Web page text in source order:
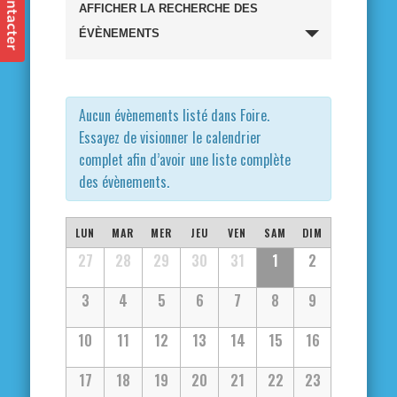
et
de
vues
Évènements
AFFICHER LA RECHERCHE DES
ÉVÈNEMENTS
Aucun évènements listé dans Foire.
Essayez de visionner le calendrier
complet afin d’avoir une liste complète
des évènements.
Calendrier
de
Évènements
Calendrier
Évènements
LUN MAR MER JEU VEN SAM DIM
27 28 29 30 31 1
2
3
4 5 6 7 8
9
10
11 12 13 14 15
16
17
18 19 20 21 22 23